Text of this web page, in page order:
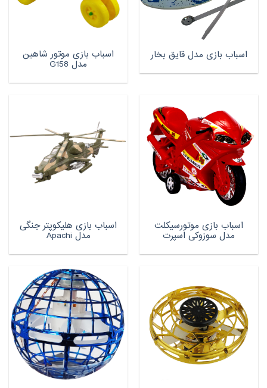
اسباب بازی مدل قایق بخار اسباب بازی موتور شاهین
مدل G158
اسباب بازی موتورسیکلت
مدل سوزوکی اسپرت
اسباب بازی هلیکوپتر جنگی
مدل Apachi